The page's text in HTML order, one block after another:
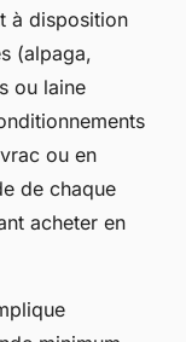
à disposition
(alpaga,
ou laine
ou en
de chaque
acheter en